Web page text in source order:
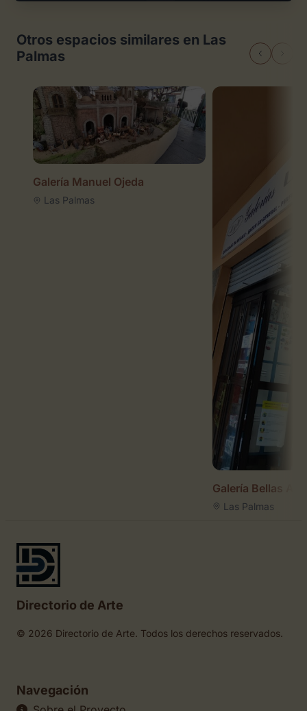
Otros espacios similares en Las
Palmas
Galería Manuel Ojeda
Las Palmas
Galería Bellas
Las Palmas
Directorio de Arte
© 2026 Directorio de Arte. Todos los derechos reservados.
Navegación